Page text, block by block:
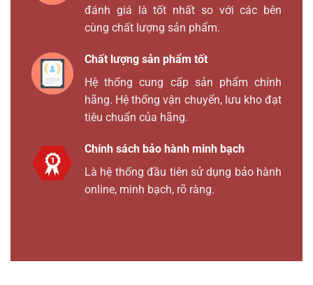
đánh giá là tốt nhất so với các bên
cùng chất lượng sản phẩm.
Chất lượng sản phẩm tốt
Hệ thống cung cấp sản phẩm chính
hãng. Hệ thống vận chuyển, lưu kho đạt
tiêu chuẩn của hãng.
Chính sách bảo hành minh bạch
Là hệ thống đầu tiên sử dụng bảo hành
online, minh bạch, rõ ràng.